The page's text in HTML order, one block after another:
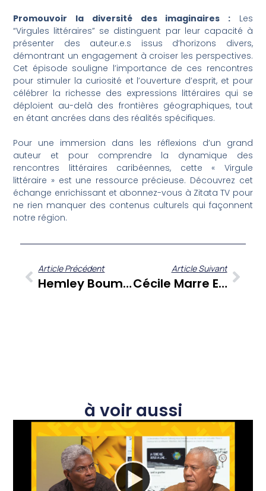
Promouvoir la diversité des imaginaires :Les
“Virgules littéraires” se distinguent par leur capacité à
présenter des auteur.e.s issus d’horizons divers,
démontrant un engagement à croiser les perspectives.
Cet épisode souligne l’importance de ces rencontres
pour stimuler la curiosité et l’ouverture d’esprit, et pour
célébrer la richesse des expressions littéraires qui se
déploient au-delà des frontières géographiques, tout
en étant ancrées dans des réalités spécifiques.
Pour une immersion dans les réflexions d’un grand
auteur et pour comprendre la dynamique des
rencontres littéraires caribéennes, cette « Virgule
littéraire » est une ressource précieuse. Découvrez cet
échange enrichissant et abonnez-vous à Zitata TV pour
ne rien manquer des contenus culturels qui façonnent
notre région.
Article Précédent
Hemley Boum Et « Le Rêve Du Pêcheur » : Une Rencontre Littéraire Martiniquaise Au Festival En Pays Rêvé
Article Suivant
Cécile Marre Et « Cœur De Cerf » : Une Rencontre Littéraire Au Cœur Du Festival En Pays Rêvé
à voir aussi